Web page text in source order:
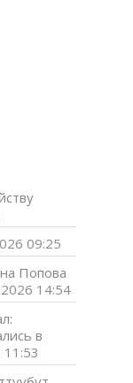
09:25
Попова
14:54
в
11:53